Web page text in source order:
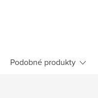
Podobné produkty